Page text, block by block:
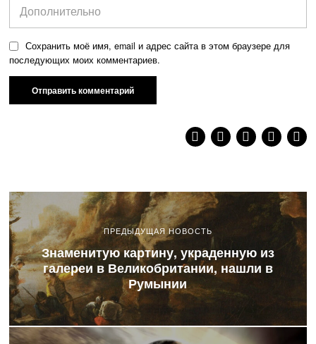
Сохранить моё имя, email и адрес сайта в этом браузере для
последующих моих комментариев.
ПРЕДЫДУЩАЯ НОВОСТЬ
Знаменитую картину, украденную из
галереи в Великобритании, нашли в
Румынии